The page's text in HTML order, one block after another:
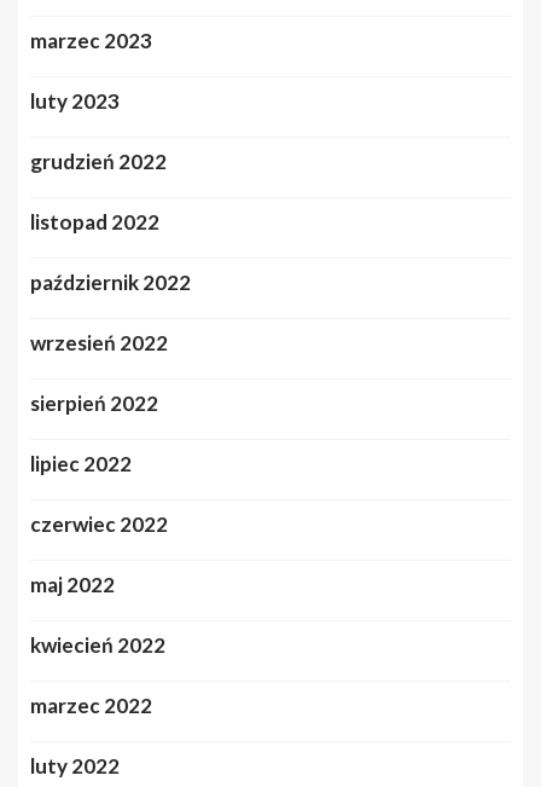
marzec 2023
luty 2023
grudzień 2022
listopad 2022
październik 2022
wrzesień 2022
sierpień 2022
lipiec 2022
czerwiec 2022
maj 2022
kwiecień 2022
marzec 2022
luty 2022